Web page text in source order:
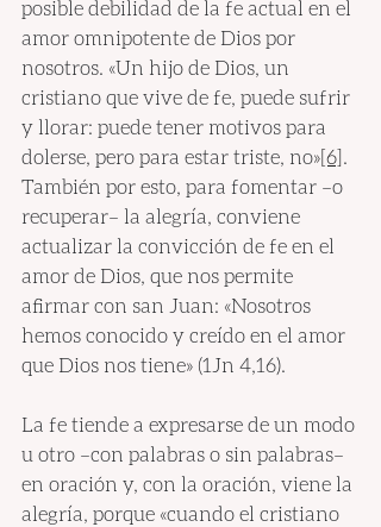
posible debilidad de la fe actual en el
amor omnipotente de Dios por
nosotros. «Un hijo de Dios, un
cristiano que vive de fe, puede sufrir
y llorar: puede tener motivos para
dolerse, pero para estar triste, no»[6].
También por esto, para fomentar –o
recuperar– la alegría, conviene
actualizar la convicción de fe en el
amor de Dios, que nos permite
afirmar con san Juan: «Nosotros
hemos conocido y creído en el amor
que Dios nos tiene» (1Jn 4,16).
La fe tiende a expresarse de un modo
u otro –con palabras o sin palabras–
en oración y, con la oración, viene la
alegría, porque «cuando el cristiano